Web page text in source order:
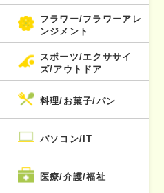
フラワー/フラワーアレ
ンジメント
スポーツ/エクササイ
ズ/アウトドア
料理/お菓子/パン
パソコン/IT
医療/介護/福祉